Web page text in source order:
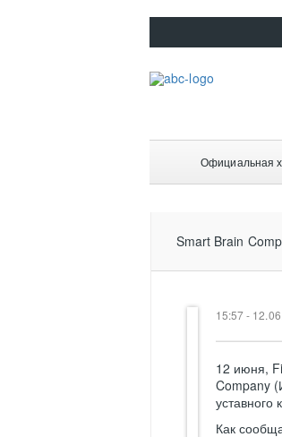
Официальная
Smart Brain
15:57 -
12 июня,
Company
уставного
Как